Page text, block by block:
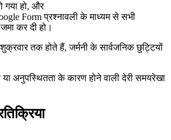
गया हो, और
Form प्रश्नावली के माध्यम से सभी
कर दी हो।
तक होते हैं, जर्मनी के सार्वजनिक छुट्टियों
या अनुपस्थितता के कारण होने वाली देरी समयरेखा